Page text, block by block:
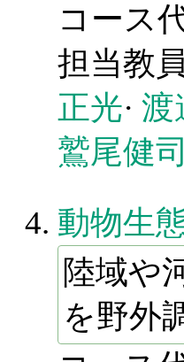
コース
担当教
正光· 渡
鷲尾健司
動物生
陸域や
を野外